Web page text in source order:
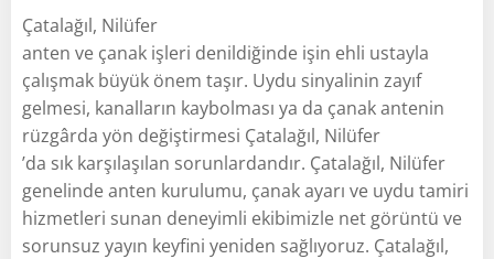
Çatalağıl, Nilüfer
anten ve çanak işleri denildiğinde işin ehli ustayla
çalışmak büyük önem taşır. Uydu sinyalinin zayıf
gelmesi, kanalların kaybolması ya da çanak antenin
rüzgârda yön değiştirmesi Çatalağıl, Nilüfer
’da sık karşılaşılan sorunlardandır. Çatalağıl, Nilüfer
genelinde anten kurulumu, çanak ayarı ve uydu tamiri
hizmetleri sunan deneyimli ekibimizle net görüntü ve
sorunsuz yayın keyfini yeniden sağlıyoruz. Çatalağıl,